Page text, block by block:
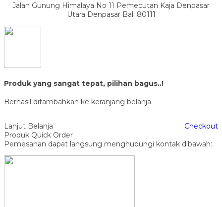
Jalan Gunung Himalaya No 11 Pemecutan Kaja Denpasar
Utara Denpasar Bali 80111
Produk yang sangat tepat, pilihan bagus..!
Berhasil ditambahkan ke keranjang belanja
Lanjut Belanja
Checkout
Produk Quick Order
Pemesanan dapat langsung menghubungi kontak dibawah: